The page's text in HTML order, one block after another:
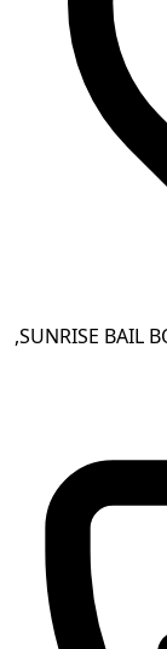
SUNRISE BAIL